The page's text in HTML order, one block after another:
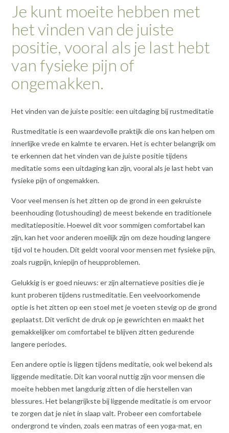
Je kunt moeite hebben met
het vinden van de juiste
positie, vooral als je last hebt
van fysieke pijn of
ongemakken.
Het vinden van de juiste positie: een uitdaging bij rustmeditatie
Rustmeditatie is een waardevolle praktijk die ons kan helpen om
innerlijke vrede en kalmte te ervaren. Het is echter belangrijk om
te erkennen dat het vinden van de juiste positie tijdens
meditatie soms een uitdaging kan zijn, vooral als je last hebt van
fysieke pijn of ongemakken.
Voor veel mensen is het zitten op de grond in een gekruiste
beenhouding (lotushouding) de meest bekende en traditionele
meditatiepositie. Hoewel dit voor sommigen comfortabel kan
zijn, kan het voor anderen moeilijk zijn om deze houding langere
tijd vol te houden. Dit geldt vooral voor mensen met fysieke pijn,
zoals rugpijn, kniepijn of heupproblemen.
Gelukkig is er goed nieuws: er zijn alternatieve posities die je
kunt proberen tijdens rustmeditatie. Een veelvoorkomende
optie is het zitten op een stoel met je voeten stevig op de grond
geplaatst. Dit verlicht de druk op je gewrichten en maakt het
gemakkelijker om comfortabel te blijven zitten gedurende
langere periodes.
Een andere optie is liggen tijdens meditatie, ook wel bekend als
liggende meditatie. Dit kan vooral nuttig zijn voor mensen die
moeite hebben met langdurig zitten of die herstellen van
blessures. Het belangrijkste bij liggende meditatie is om ervoor
te zorgen dat je niet in slaap valt. Probeer een comfortabele
ondergrond te vinden, zoals een matras of een yoga-mat, en